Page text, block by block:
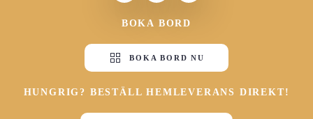
BOKA BORD
BOKA BORD NU
HUNGRIG? BESTÄLL HEMLEVERANS DIREKT!